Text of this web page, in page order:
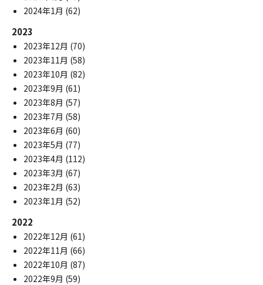
2024年1月 (62)
2023
2023年12月 (70)
2023年11月 (58)
2023年10月 (82)
2023年9月 (61)
2023年8月 (57)
2023年7月 (58)
2023年6月 (60)
2023年5月 (77)
2023年4月 (112)
2023年3月 (67)
2023年2月 (63)
2023年1月 (52)
2022
2022年12月 (61)
2022年11月 (66)
2022年10月 (87)
2022年9月 (59)